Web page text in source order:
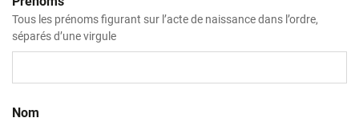
Tous les prénoms figurant sur l’acte de naissance dans l’ordre,
séparés d’une virgule
Nom